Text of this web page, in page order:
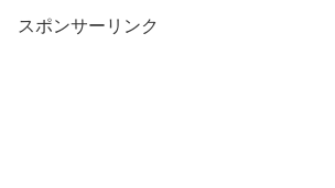
スポンサーリンク